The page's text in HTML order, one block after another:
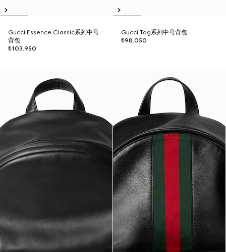
Gucci Essence Classic系列中号
背包
₺103.950
Gucci Tag系列中号背包
₺98.050